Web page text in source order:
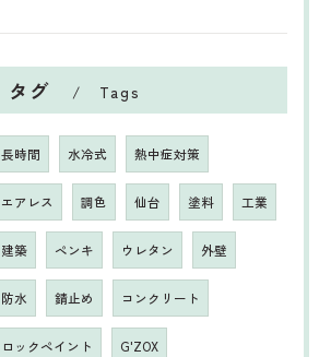
タグ Tags
長時間 水冷式 熱中症対策
エアレス 調色 仙台 塗料 工業
建築 ペンキ ウレタン 外壁
防水 錆止め コンクリート
ロックペイント G'ZOX